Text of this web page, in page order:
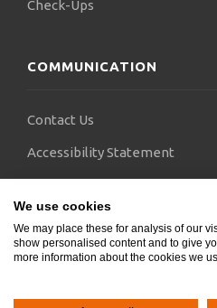
Check-Ups
COMMUNICATION
Contact Us
Accessibility Statement
We use cookies
We may place these for analysis of our
show personalised content and to give
more information about the cookies we